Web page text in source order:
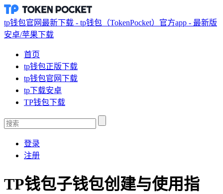
tp钱包官网最新下载 - tp钱包（TokenPocket）官方app - 最新版
安卓/苹果下载
首页
tp钱包正版下载
tp钱包官网下载
tp下载安卓
TP钱包下载
登录
注册
TP钱包子钱包创建与使用指